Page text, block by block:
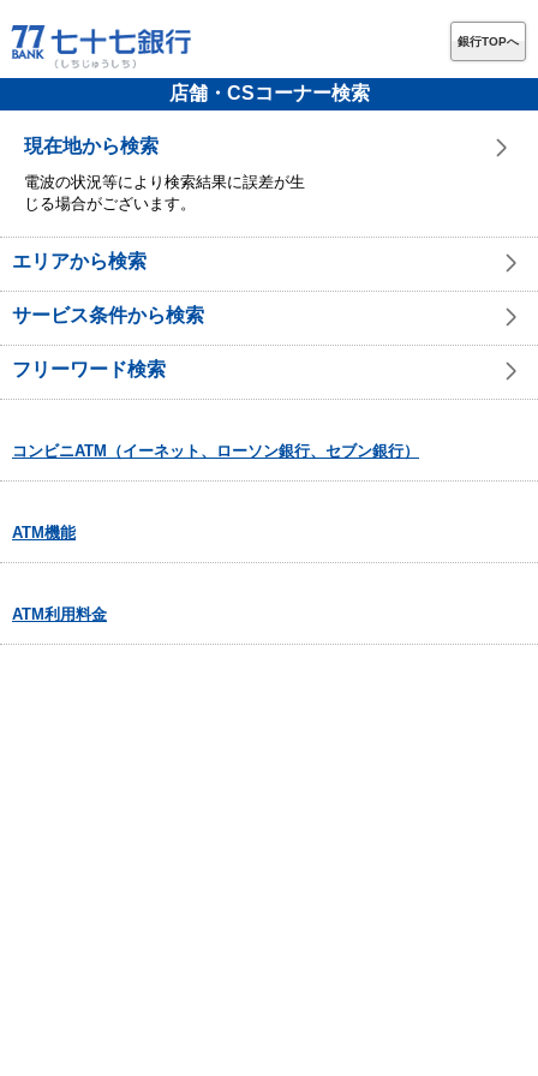
銀行TOPへ
店舗・CSコーナー検索
現在地から検索
電波の状況等により検索結果に誤差が生
じる場合がございます。
エリアから検索
サービス条件から検索
フリーワード検索
コンビニATM（イーネット、ローソン銀行、セブン銀行）
ATM機能
ATM利用料金